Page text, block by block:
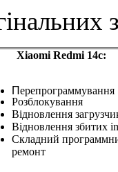
Xiaomi Redmi 14c:
Перепрограммування
Розблокування
Відновлення
Відновлення збитих
Складний
ремонт